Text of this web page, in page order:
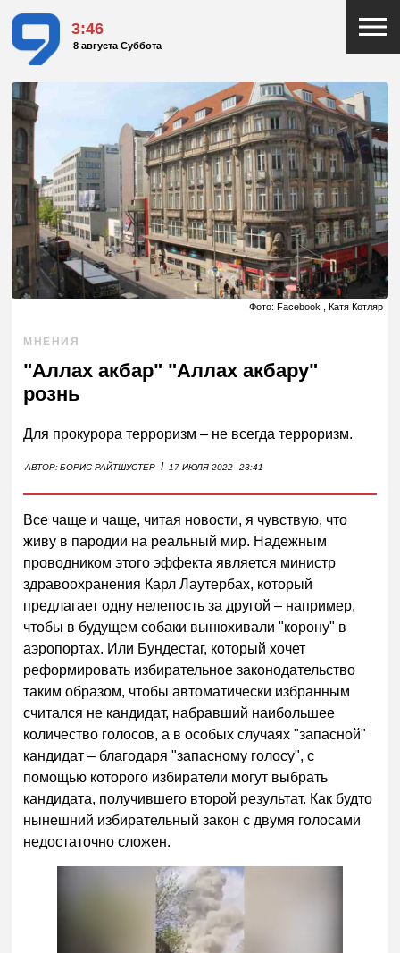
3:46
8 августа Суббота
Фото: Facebook , Катя Котляр
МНЕНИЯ
"Аллах акбар" "Аллах акбару"
рознь
Для прокурора терроризм – не всегда терроризм.
АВТОР:БОРИС РАЙТШУСТЕР I 17 ИЮЛЯ 2022 23:41
Все чаще и чаще, читая новости, я чувствую, что
живу в пародии на реальный мир. Надежным
проводником этого эффекта является министр
здравоохранения Карл Лаутербах, который
предлагает одну нелепость за другой – например,
чтобы в будущем собаки вынюхивали "корону" в
аэропортах. Или Бундестаг, который хочет
реформировать избирательное законодательство
таким образом, чтобы автоматически избранным
считался не кандидат, набравший наибольшее
количество голосов, а в особых случаях "запасной"
кандидат – благодаря "запасному голосу", с
помощью которого избиратели могут выбрать
кандидата, получившего второй результат. Как будто
нынешний избирательный закон с двумя голосами
недостаточно сложeн.